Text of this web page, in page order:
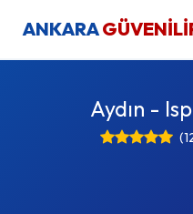
ANKARA
Aydın -